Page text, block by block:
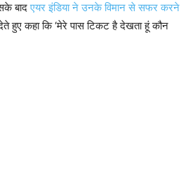
बादएयर इंडिया ने उनके विमान से सफर करने
हुए कहा कि ‘मेरे पास टिकट है देखता हूं कौन